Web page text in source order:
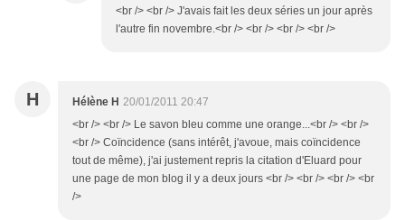
<br /> <br /> J'avais fait les deux séries un jour après
l'autre fin novembre.<br /> <br /> <br /> <br />
H Hélène H 20/01/2011 20:47
<br /> <br /> Le savon bleu comme une orange...<br /> <br />
<br /> Coïncidence (sans intérêt, j'avoue, mais coïncidence
tout de même), j'ai justement repris la citation d'Eluard pour
une page de mon blog il y a deux jours <br /> <br /> <br /> <br
/>